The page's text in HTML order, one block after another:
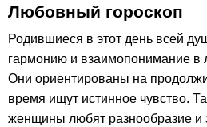
Любовный гороскоп
Родившиеся в этот день всей
гармонию и взаимопонимание
Они ориентированы на
время ищут истинное чувство.
женщины любят разнообразие и